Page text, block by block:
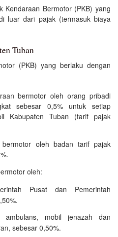
Kendaraan Bermotor (PKB) yang
luar dari pajak (termasuk biaya
Tuban
(PKB) yang berlaku dengan
bermotor oleh orang pribadi
sebesar 0,5% untuk setiap
Kabupaten Tuban (tarif pajak
bermotor oleh badan tarif pajak
oleh:
Pusat dan Pemerintah
ambulans, mobil jenazah dan
sebesar 0,50%.